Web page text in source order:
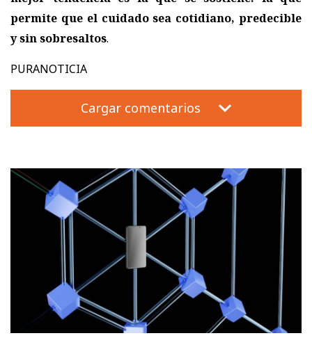
permite que el cuidado sea cotidiano, predecible
y sin sobresaltos.
PURANOTICIA
Cargar comentarios